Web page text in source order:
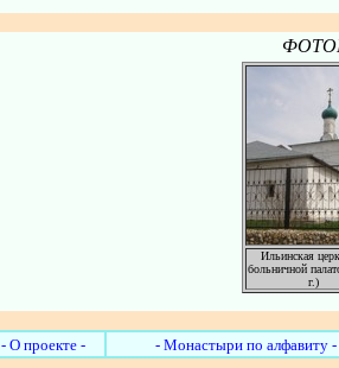
Ильинская
больничной
г.)
- О проекте - - Монастыри по алфавиту -